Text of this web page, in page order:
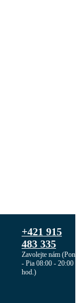
+421 915
483 335
Zavolejte nám (Pon
‑ Pia 08:00 ‑ 20:00
hod.)